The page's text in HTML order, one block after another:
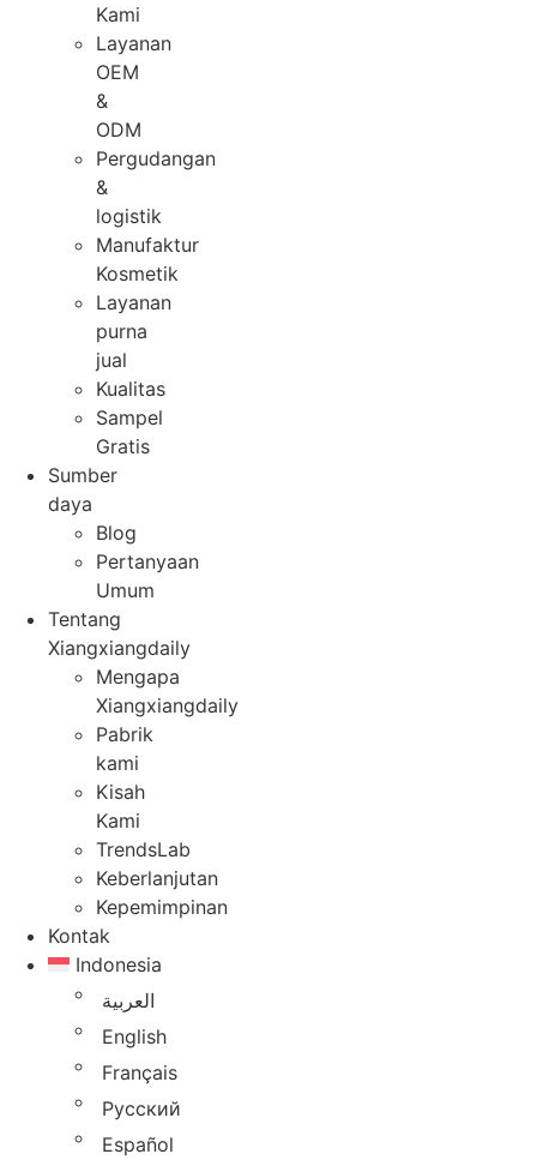
Kami
Layanan
OEM
&
ODM
Pergudangan
&
logistik
Manufaktur
Kosmetik
Layanan
purna
jual
Kualitas
Sampel
Gratis
Sumber
daya
Blog
Pertanyaan
Umum
Tentang
Xiangxiangdaily
Mengapa
Xiangxiangdaily
Pabrik
kami
Kisah
Kami
TrendsLab
Keberlanjutan
Kepemimpinan
Kontak
Indonesia
العربية
English
Français
Русский
Español